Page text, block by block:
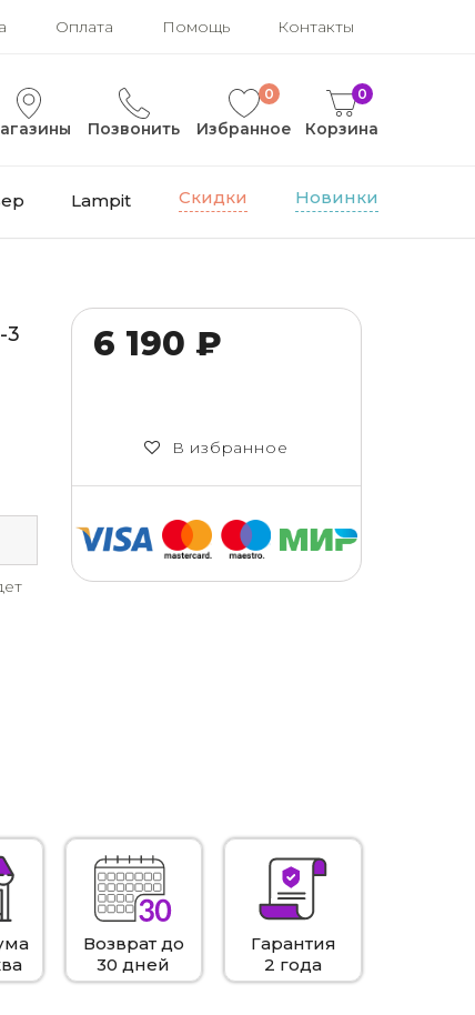
Оплата Помощь Контакты
Позвонить
0
Избранное Корзина
0
Lampit Скидки Новинки
3
6 190 ₽
В избранное
Возврат до
30 дней
Гарантия
2 года